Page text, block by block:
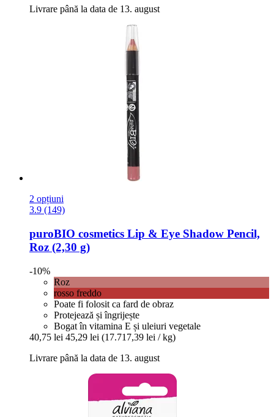
Livrare până la data de 13. august
2 opțiuni
3.9 (149)
puroBIO cosmetics Lip & Eye Shadow Pencil,
Roz (2,30 g)
-10%
Roz
rosso freddo
Poate fi folosit ca fard de obraz
Protejează și îngrijește
Bogat în vitamina E și uleiuri vegetale
40,75 lei 45,29 lei (17.717,39 lei / kg)
Livrare până la data de 13. august